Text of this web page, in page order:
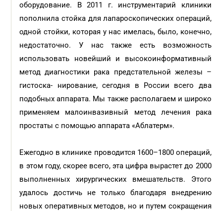
оборудование. В 2011 г. инструментарий клиники
пополнила стойка для лапароскопических операций,
одной стойки, которая у нас имелась, было, конечно,
недостаточно. У нас также есть возможность
использовать новейший и высокоинформативный
метод диагностики рака предстательной железы –
гистоска- нирование, сегодня в России всего два
подобных аппарата. Мы также располагаем и широко
применяем малоинвазивный метод лечения рака
простаты с помощью аппарата «Аблатерм».
Ежегодно в клинике проводится 1600–1800 операций,
в этом году, скорее всего, эта цифра вырастет до 2000
выполненных хирургических вмешательств. Этого
удалось достичь не только благодаря внедрению
новых оперативных методов, но и путем сокращения